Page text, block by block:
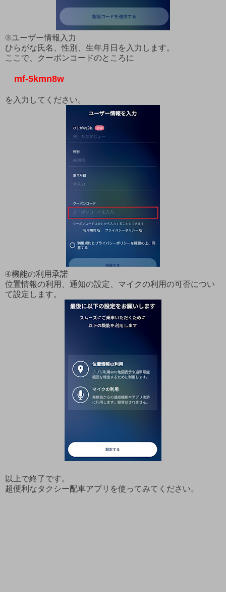
③ユーザー情報入力
ひらがな氏名、性別、生年月日を入力します。
ここで、クーポンコードのところに
mf-5kmn8w
を入力してください。
④機能の利用承諾
位置情報の利用、通知の設定、マイクの利用の可否につい
て設定します。
以上で終了です。
超便利なタクシー配車アプリを使ってみてください。